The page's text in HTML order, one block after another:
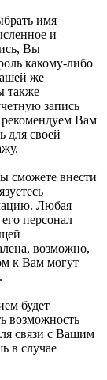
имя
и
Вы
какому-либо
же
также
запись
Вам
для своей
сможете внести
Любая
персонал
возможно,
к Вам могут
будет
возможность
связи с Вашим
в случае